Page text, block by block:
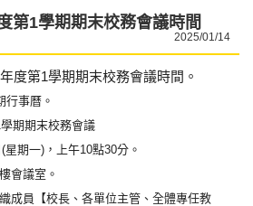
第1學期期末校務會議時間
2025/01/14
度第1學期期末校務會議時間。
行事曆。
期期末校務會議
期一)，上午10點30分。
會議室。
成員【校長、各單位主管、 全體專任教